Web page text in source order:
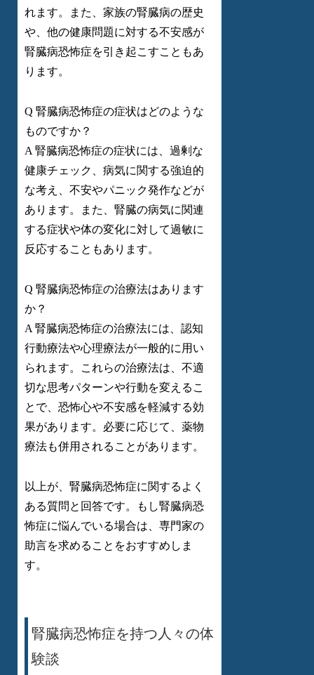
れます。また、家族の腎臓病の歴史
や、他の健康問題に対する不安感が
腎臓病恐怖症を引き起こすこともあ
ります。
Q 腎臓病恐怖症の症状はどのような
ものですか？
A 腎臓病恐怖症の症状には、過剰な
健康チェック、病気に関する強迫的
な考え、不安やパニック発作などが
あります。また、腎臓の病気に関連
する症状や体の変化に対して過敏に
反応することもあります。
Q 腎臓病恐怖症の治療法はあります
か？
A 腎臓病恐怖症の治療法には、認知
行動療法や心理療法が一般的に用い
られます。これらの治療法は、不適
切な思考パターンや行動を変えるこ
とで、恐怖心や不安感を軽減する効
果があります。必要に応じて、薬物
療法も併用されることがあります。
以上が、腎臓病恐怖症に関するよく
ある質問と回答です。もし腎臓病恐
怖症に悩んでいる場合は、専門家の
助言を求めることをおすすめしま
す。
腎臓病恐怖症を持つ人々の体
験談